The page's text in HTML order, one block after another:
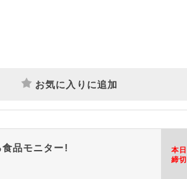
お気に入りに追加
品モニター!
本日
締切